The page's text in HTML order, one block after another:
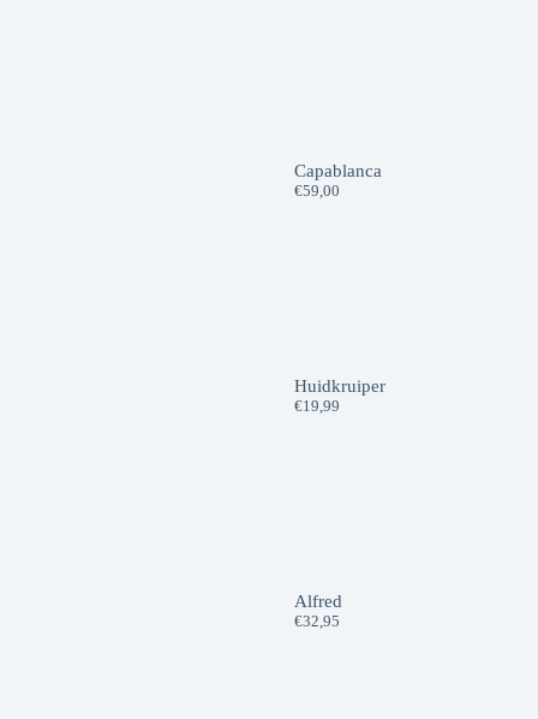
Capablanca
€59,00
Huidkruiper
€19,99
Alfred
€32,95